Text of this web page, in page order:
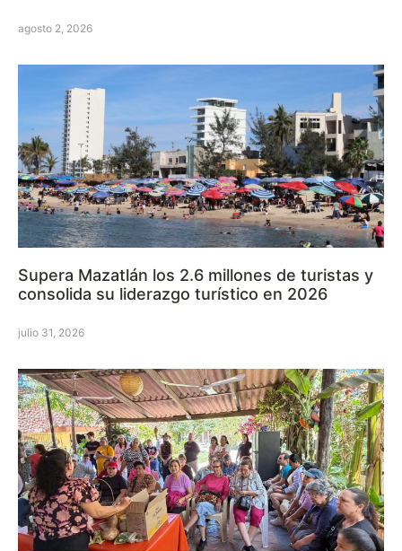
agosto 2, 2026
Supera Mazatlán los 2.6 millones de turistas y
consolida su liderazgo turístico en 2026
julio 31, 2026